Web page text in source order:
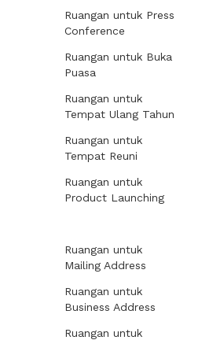
Ruangan untuk Press
Conference
Ruangan untuk Buka
Puasa
Ruangan untuk
Tempat Ulang Tahun
Ruangan untuk
Tempat Reuni
Ruangan untuk
Product Launching
Ruangan untuk
Mailing Address
Ruangan untuk
Business Address
Ruangan untuk